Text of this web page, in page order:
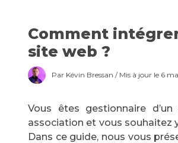
Comment
site web ?
Par Kévin Bressan / Mis à jour le 6
Vous êtes gestionnaire
association et vous souhaitez
Dans ce guide, nous vous